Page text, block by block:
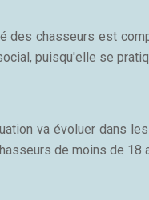
des chasseurs est
puisqu'elle se
va évoluer dans
de moins de 18